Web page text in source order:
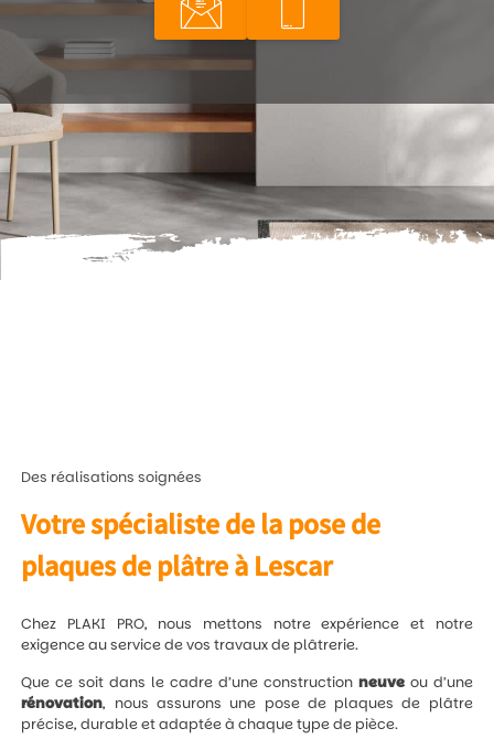
Des réalisations soignées
Votre spécialiste de la pose de
plaques de plâtre à Lescar
Chez PLAKI PRO, nous mettons notre expérience et notre
exigence au service de vos travaux de plâtrerie.
Que ce soit dans le cadre d’une construction neuveou d’une
rénovation, nous assurons une pose de plaques de plâtre
précise, durable et adaptée à chaque type de pièce.